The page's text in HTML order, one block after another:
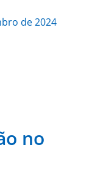
de 2024
no